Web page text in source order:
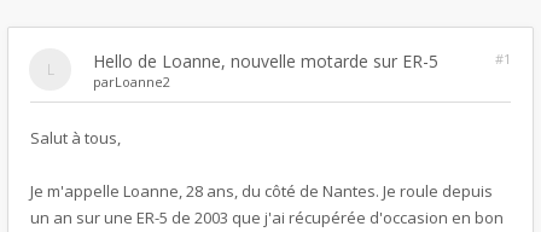
Hello de Loanne, nouvelle motarde sur ER-5
#1
parLoanne2
Salut à tous,
Je m'appelle Loanne, 28 ans, du côté de Nantes. Je roule depuis
un an sur une ER-5 de 2003 que j'ai récupérée d'occasion en bon